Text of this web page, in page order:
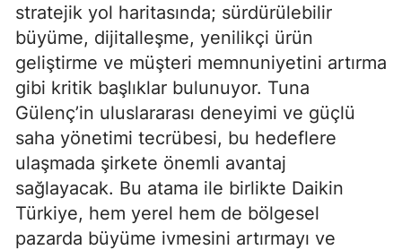
stratejik yol haritasında; sürdürülebilir
büyüme, dijitalleşme, yenilikçi ürün
geliştirme ve müşteri memnuniyetini artırma
gibi kritik başlıklar bulunuyor. Tuna
Gülenç’in uluslararası deneyimi ve güçlü
saha yönetimi tecrübesi, bu hedeflere
ulaşmada şirkete önemli avantaj
sağlayacak. Bu atama ile birlikte Daikin
Türkiye, hem yerel hem de bölgesel
pazarda büyüme ivmesini artırmayı ve